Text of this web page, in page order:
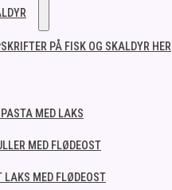
PÅ FISK OG SKALDYR HER
MED LAKS
MED FLØDEOST
LAKS MED FLØDEOST